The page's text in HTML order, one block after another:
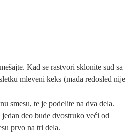
Kad se rastvori sklonite sud sa
mleveni keks (mada redosled nije
smesu, te je podelite na dva dela.
deo bude dvostruko veći od
prvo na tri dela.